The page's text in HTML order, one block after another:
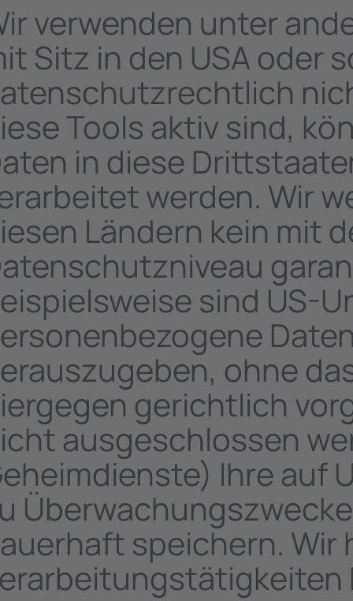
verwenden unter
Sitz in den USA oder
Tools aktiv sind,
in diese
werden. Wir
Ländern kein mit
sind US-
ohne
gerichtlich
ausgeschlossen
Ihre auf
speichern. Wir